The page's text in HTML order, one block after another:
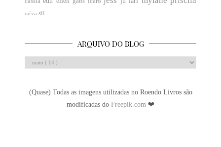
raíssa sil
ARQUIVO DO BLOG
(Quase) Todas as imagens utilizadas no Roendo Livros são
modificadas do Freepik.com ❤